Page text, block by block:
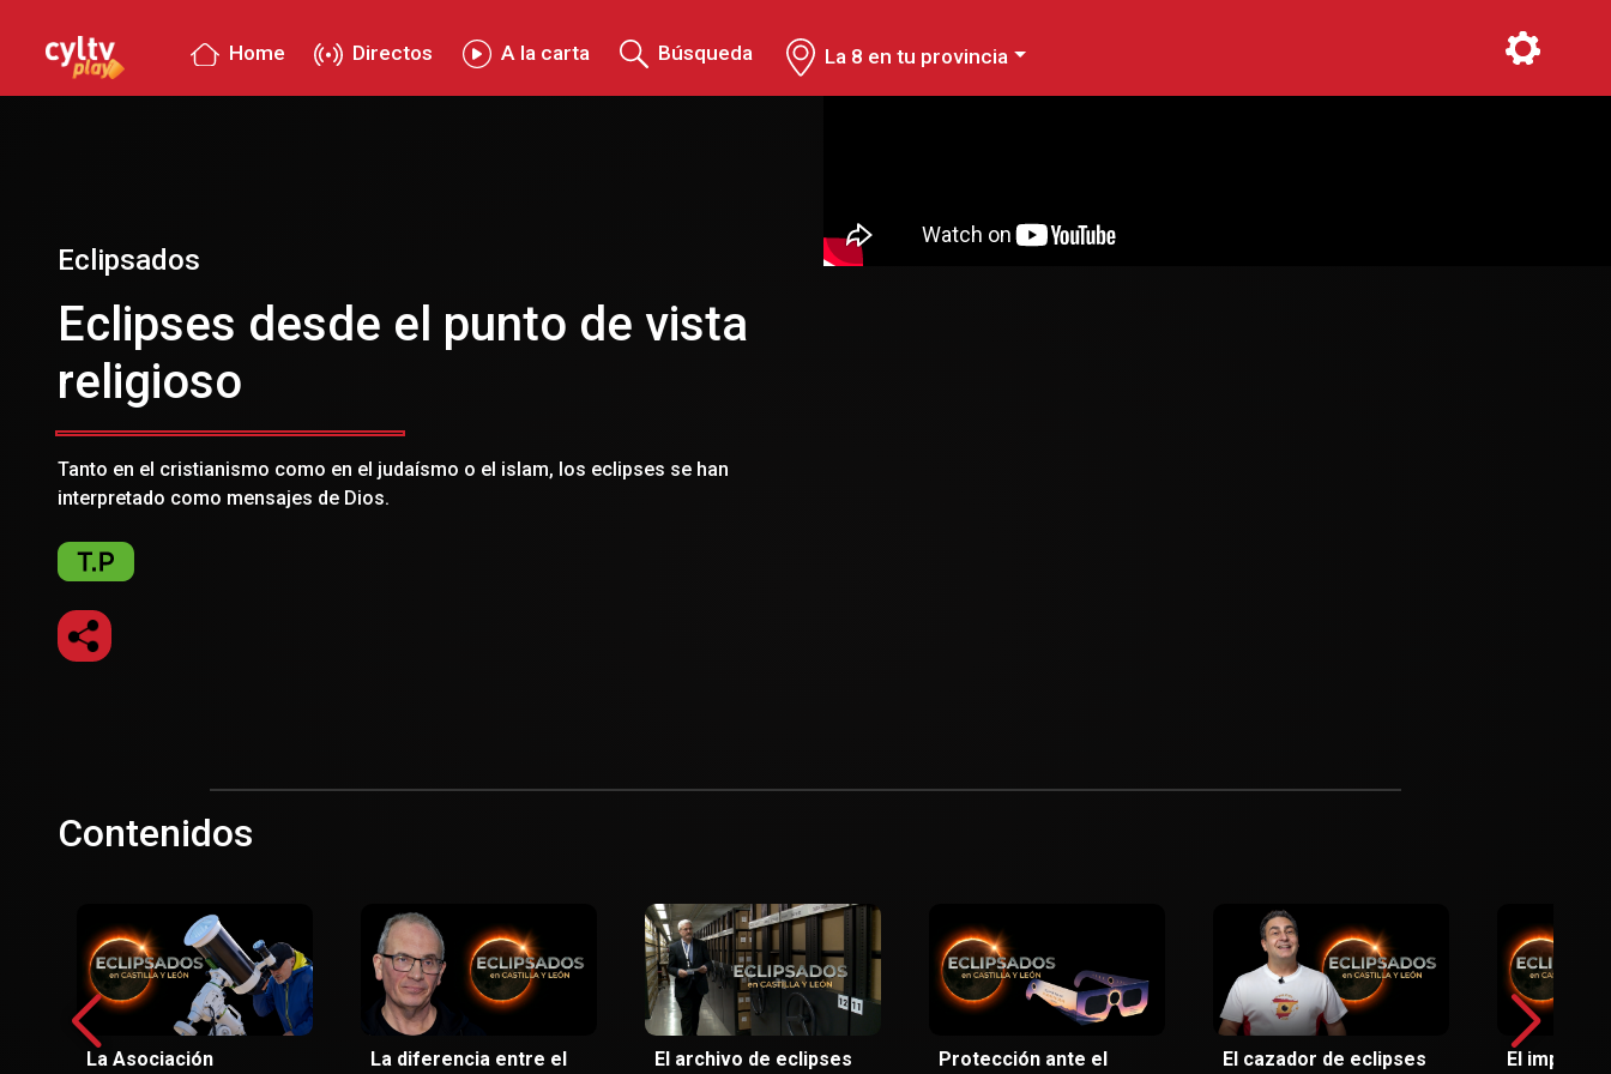
Home Directos A la carta Búsqueda La 8 en tu provincia
Eclipsados
Eclipses desde el punto de vista
religioso
Tanto en el cristianismo como en el judaísmo o el islam, los eclipses se han
interpretado como mensajes de Dios.
Contenidos
La Asociación La diferencia entre el El archivo de eclipses Protección ante el El cazador de eclipses El impacto